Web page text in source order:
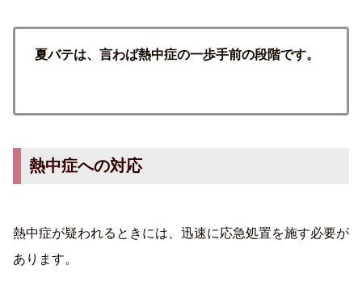
夏バテは、言わば熱中症の一歩手前の段階です。
熱中症への対応
熱中症が疑われるときには、迅速に応急処置を施す必要が
あります。